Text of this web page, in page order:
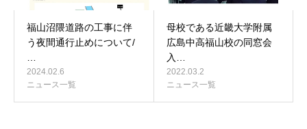
福山沼隈道路の工事に伴
う夜間通行止めについて/
2024.02.6
ニュース一覧
母校である近畿大学附属
広島中高福山校の同窓会
入…
2022.03.2
ニュース一覧